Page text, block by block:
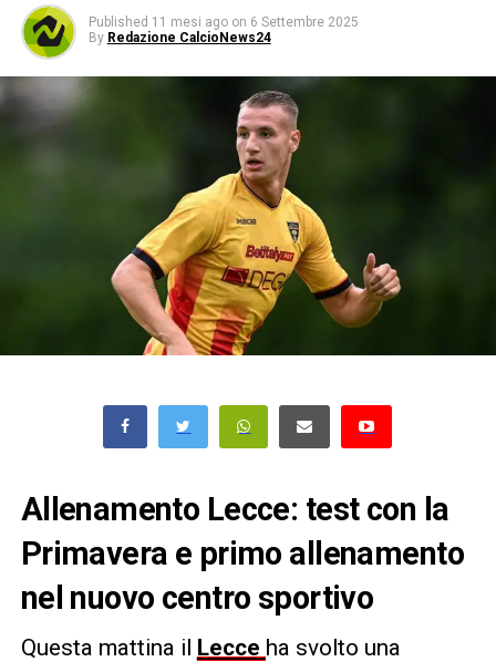
Published 11 mesi ago on 6 Settembre 2025
By Redazione CalcioNews24
Allenamento Lecce: test con la
Primavera e primo allenamento
nel nuovo centro sportivo
Questa mattina il Lecce ha svolto una